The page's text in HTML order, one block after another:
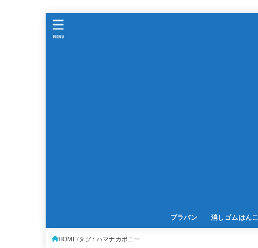
プラバン 消しゴムはんこ
MENU
HOME タグ : ハマナカボニー